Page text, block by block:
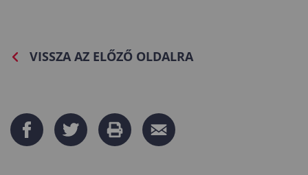
VISSZA AZ ELŐZŐ OLDALRA